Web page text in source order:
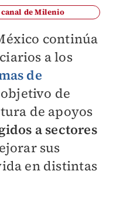
de Milenio
continúa
a los
de
de
de apoyos
a sectores
sus
en distintas